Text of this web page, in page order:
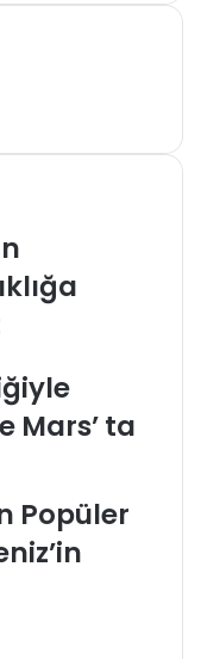
Mars’ ta
Popüler